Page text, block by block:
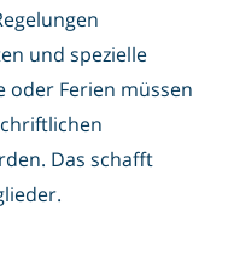
und spezielle
oder Ferien müssen
Das schafft